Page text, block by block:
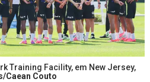
Training Facility, em New Jersey,
Caean Couto